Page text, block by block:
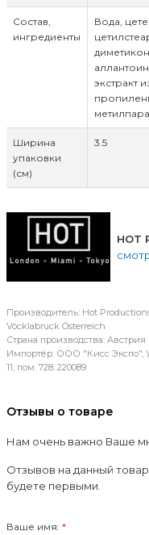
Состав,
ингредиенты
Вода,
экстракт
Ширина
упаковки
(см)
3.5
HOT
Производитель: Hot
Vöcklabruck Österreich
Страна производства: Австрия
Импортёр: ООО "Кисс Экспо",
11, пом. 728. 220089
Отзывы о товаре
Нам очень важно Ваше
Отзывов на данный
будете первыми.
Ваше имя: